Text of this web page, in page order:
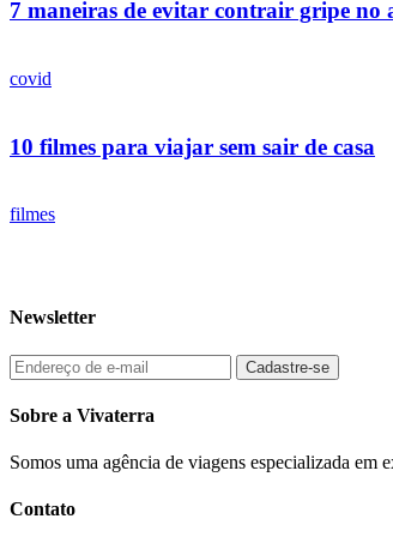
7 maneiras de evitar contrair gripe no
covid
10 filmes para viajar sem sair de casa
filmes
Newsletter
Sobre a Vivaterra
Somos uma agência de viagens especializada
Contato